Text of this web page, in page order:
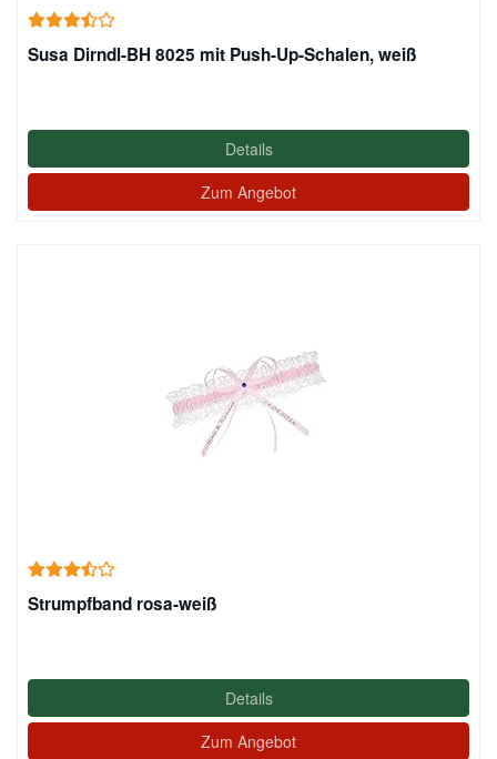
Susa Dirndl-BH 8025 mit Push-Up-Schalen, weiß
Details
Zum Angebot
Strumpfband rosa-weiß
Details
Zum Angebot